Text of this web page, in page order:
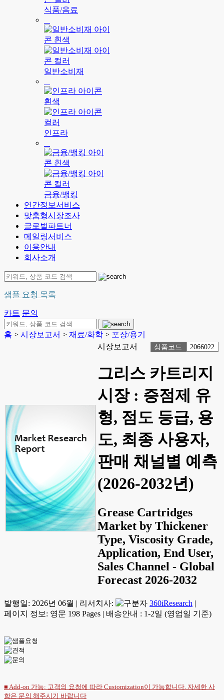
식품/음료
일반소비재
인프라
금융/뱅킹
연간정보서비스
맞춤형시장조사
글로벌파트너
메일링서비스
이용안내
회사소개
샘플 요청 목록
카트 문의
홈 > 시장보고서 > 재료/화학 > 포장/용기
시장보고서
상품코드 2066022
그리스 카트리지
시장 : 증점제 유
형, 점도 등급, 용
도, 최종 사용자,
판매 채널별 예측
(2026-2032년)
Grease Cartridges
Market by Thickener
Type, Viscosity Grade,
Application, End User,
Sales Channel - Global
Forecast 2026-2032
발행일: 2026년 06월 | 리서치사: 360iResearch |
페이지 정보: 영문 198 Pages | 배송안내 : 1-2일 (영업일 기준)
■ Add-on 가능: 고객의 요청에 따라 Customization이 가능합니다. 자세한 사
항은 문의 해주시기 바랍니다